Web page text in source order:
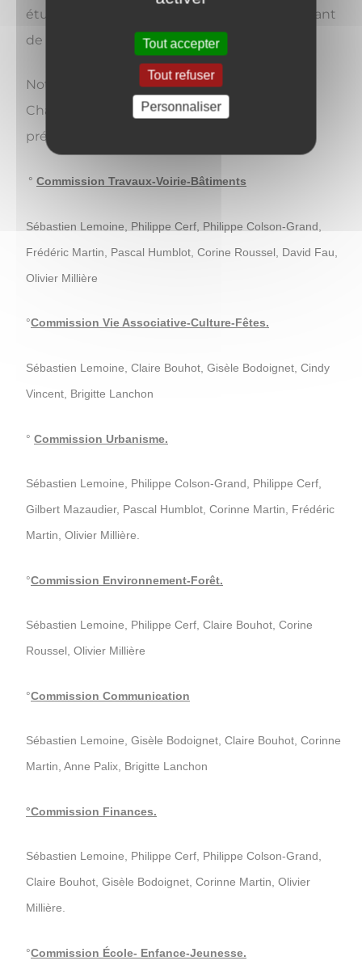
étudier, préparer et instruire son ébauche avant
de la présenter au Conseil Municipal.
Notre commune compte 8 commissions.
Chacune d'entre elles est composée d'un
président (le Maire) et de plusieurs élus.
° Commission Travaux-Voirie-Bâtiments
Sébastien Lemoine, Philippe Cerf, Philippe Colson-Grand,
Frédéric Martin, Pascal Humblot, Corine Roussel, David Fau,
Olivier Millière
°Commission Vie Associative-Culture-Fêtes.
Sébastien Lemoine, Claire Bouhot, Gisèle Bodoignet, Cindy
Vincent, Brigitte Lanchon
° Commission Urbanisme.
Sébastien Lemoine, Philippe Colson-Grand, Philippe Cerf,
Gilbert Mazaudier, Pascal Humblot, Corinne Martin, Frédéric
Martin, Olivier Millière.
°Commission Environnement-Forêt.
Sébastien Lemoine, Philippe Cerf, Claire Bouhot, Corine
Roussel, Olivier Millière
°Commission Communication
Sébastien Lemoine, Gisèle Bodoignet, Claire Bouhot, Corinne
Martin, Anne Palix, Brigitte Lanchon
°Commission Finances.
Sébastien Lemoine, Philippe Cerf, Philippe Colson-Grand,
Claire Bouhot, Gisèle Bodoignet, Corinne Martin, Olivier
Millière.
°Commission École- Enfance-Jeunesse.
Tout accepter
Tout refuser
Personnaliser